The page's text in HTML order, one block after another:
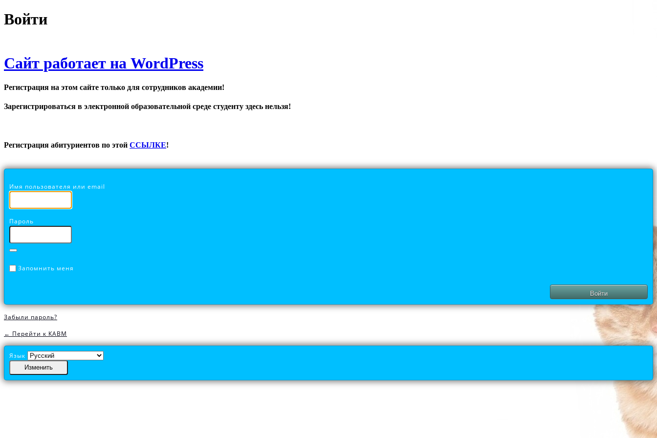
Войти
Сайт работает на WordPress
Регистрация на этом сайте только для сотрудников академии!
Зарегистрироваться в электронной образовательной среде студенту здесь нельзя!
Регистрация абитуриентов по этой ССЫЛКЕ!
Имя пользователя или email
Пароль
Запомнить меня
Забыли пароль?
← Перейти к КАВМ
Язык